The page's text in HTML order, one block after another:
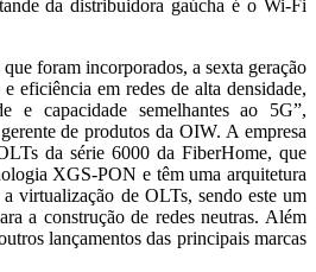
da distribuidora gaúcha é o Wi-Fi
foram incorporados, a sexta geração
eficiência em redes de alta densidade,
e capacidade semelhantes ao 5G”,
de produtos da OIW. A empresa
da série 6000 da FiberHome, que
XGS-PON e têm uma arquitetura
virtualização de OLTs, sendo este um
a construção de redes neutras. Além
lançamentos das principais marcas